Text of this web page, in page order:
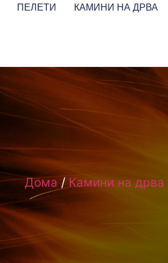
ПЕЛЕТИ КАМИНИ НА ДРВА
Дома/Камини на дрва